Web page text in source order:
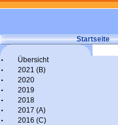
Startseite
Übersicht
2021 (B)
2020
2019
2018
2017 (A)
2016 (C)